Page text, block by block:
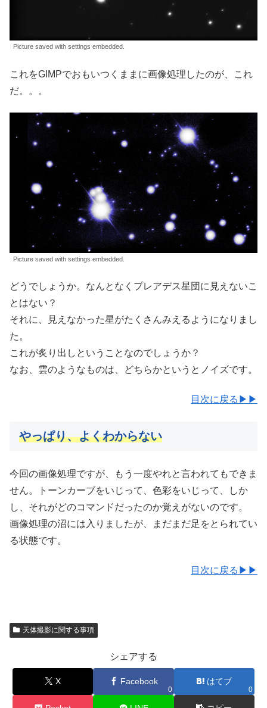
Picture saved with settings embedded.
これをGIMPでおもいつくままに画像処理したのが、これ
だ。。。
Picture saved with settings embedded.
どうでしょうか。なんとなくプレアデス星団に見えないこ
とはない？
それに、見えなかった星がたくさんみえるようになりまし
た。
これが炙り出しということなのでしょうか？
なお、雲のようなものは、どちらかというとノイズです。
目次に戻る▶▶
やっぱり、よくわからない
今回の画像処理ですが、もう一度やれと言われてもできま
せん。トーンカーブをいじって、色彩をいじって、しか
し、それがどのコマンドだったのか覚えがないのです。
画像処理の沼には入りましたが、まだまだ足をとられてい
る状態です。
目次に戻る▶▶
天体撮影に関する事項
シェアする
X Facebook
0
はてブ
0